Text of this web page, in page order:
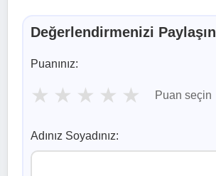
Değerlendirmenizi Paylaşın
Puanınız:
★ ★ ★ ★ ★ Puan seçin
Adınız Soyadınız: